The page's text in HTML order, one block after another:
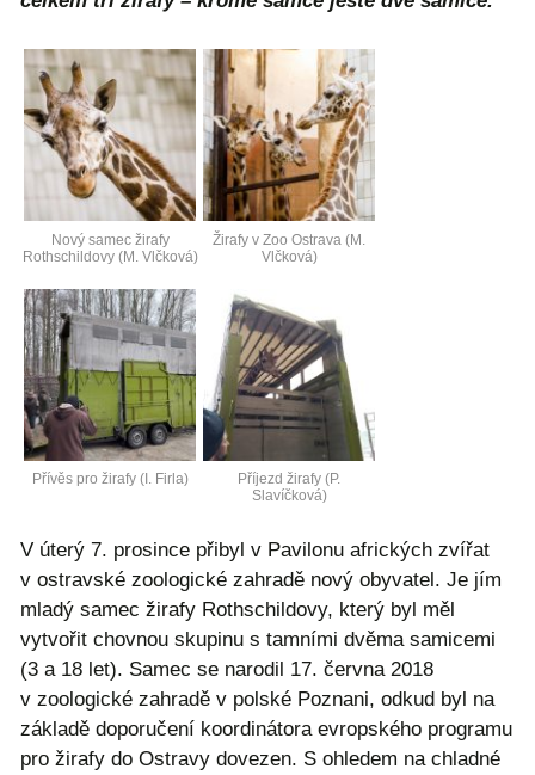
Nový samec žirafy
Rothschildovy (M. Vlčková)
Žirafy v Zoo Ostrava (M.
Vlčková)
Přívěs pro žirafy (I. Firla)
Příjezd žirafy (P.
Slavíčková)
V úterý 7. prosince přibyl v Pavilonu afrických zvířat
v ostravské zoologické zahradě nový obyvatel. Je jím
mladý samec žirafy Rothschildovy, který byl měl
vytvořit chovnou skupinu s tamními dvěma samicemi
(3 a 18 let). Samec se narodil 17. června 2018
v zoologické zahradě v polské Poznani, odkud byl na
základě doporučení koordinátora evropského programu
pro žirafy do Ostravy dovezen. S ohledem na chladné